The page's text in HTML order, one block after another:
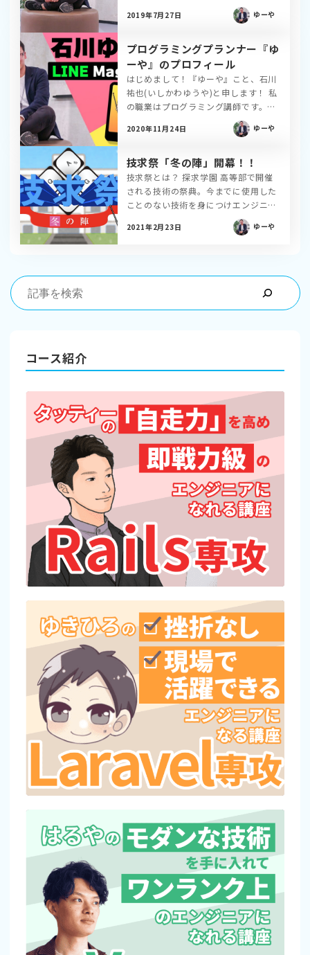
ていきたいと思います！ 略歴 1997年
7月 福島県で生まれる。 2015年3
2015年8月 物理オリンピック日本大
会に出場 2016年4月 […]
ゆーや
2019年7月27日
プログラミングプランナー『ゆ
ーや』のプロフィール
はじめまして！『ゆーや』こと、石川
祐也(いしかわゆうや)と申します！ 私
の職業はプログラミング講師です。主
な活動として、スキルアップ教材
「PHPHacks」や共同開発講座の運営
がたいことに150名を超えています。
大学4年次の2019年に、教育事 […]
ゆーや
2020年11月24日
技求祭「冬の陣」開幕！！
技求祭とは？ 探求学園 高等部で開催
される技術の祭典。今までに使用した
ことのない技術を身につけエンジニア
として更に一歩上のレベルを目指して
いきましょう✨ ＊探求学園 高等部は
お近くの探求学園生までご連絡く […]
ゆーや
2021年2月23日
コース紹介